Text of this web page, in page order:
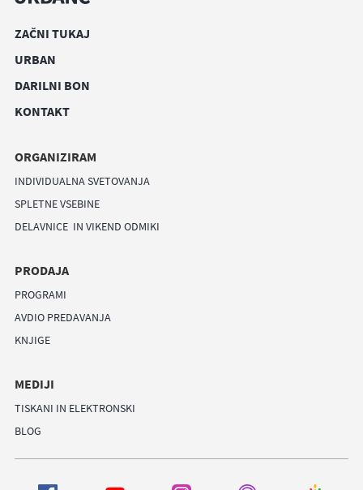
ZAČNI TUKAJ
URBAN
DARILNI BON
KONTAKT
ORGANIZIRAM
INDIVIDUALNA SVETOVANJA
SPLETNE VSEBINE
DELAVNICE IN VIKEND ODMIKI
PRODAJA
PROGRAMI
AVDIO PREDAVANJA
KNJIGE
MEDIJI
TISKANI IN ELEKTRONSKI
BLOG